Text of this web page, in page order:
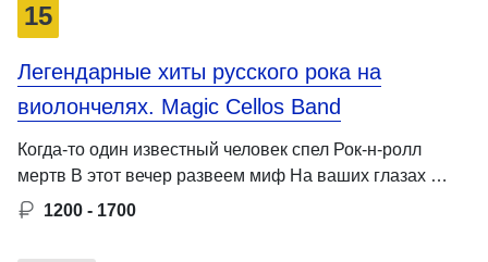
15
Легендарные хиты русского рока на
виолончелях. Magic Cellos Band
Когда-то один известный человек спел Рок-н-ролл
мертв В этот вечер развеем миф На ваших глазах …
1200 - 1700